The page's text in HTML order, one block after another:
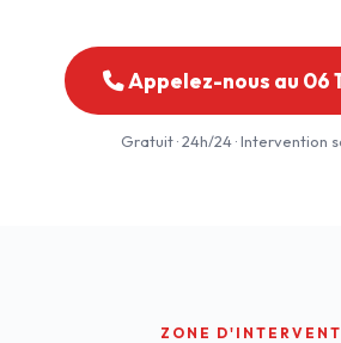
Appelez-nous au 06
Gratuit · 24h/24 · Intervention
ZONE